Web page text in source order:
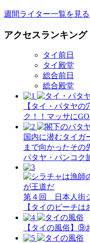
週間ライター一覧を見る
アクセスランキング
タイ前日
タイ殿堂
総合前日
総合殿堂
【タイ・パタヤ
ク！！マッサに
国内に潜むタイガ
まで向かったその
パタヤ・バンコク
第４回 日本人街
【タイのビーチは
【タイの風俗】​⑨